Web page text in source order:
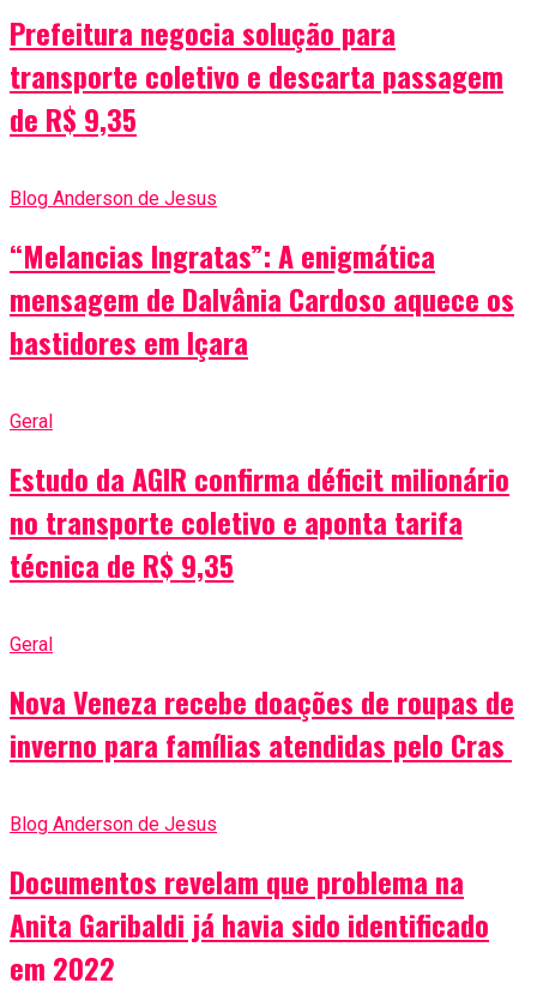
Prefeitura negocia solução para
transporte coletivo e descarta passagem
de R$ 9,35
Blog Anderson de Jesus
“Melancias Ingratas”: A enigmática
mensagem de Dalvânia Cardoso aquece os
bastidores em Içara
Geral
Estudo da AGIR confirma déficit milionário
no transporte coletivo e aponta tarifa
técnica de R$ 9,35
Geral
Nova Veneza recebe doações de roupas de
inverno para famílias atendidas pelo Cras
Blog Anderson de Jesus
Documentos revelam que problema na
Anita Garibaldi já havia sido identificado
em 2022